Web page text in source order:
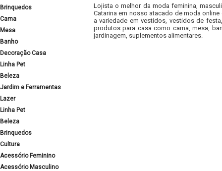
Brinquedos
Cama
Mesa
Banho
Decoração Casa
Linha Pet
Beleza
Jardim e Ferramentas
Lazer
Linha Pet
Beleza
Brinquedos
Cultura
Acessório Feminino
Acessório Masculino
Lojista o melhor da moda feminina,
Catarina em nosso atacado de moda
a variedade em vestidos, vestidos de
produtos para casa como cama, mesa,
jardinagem, suplementos alimentares.